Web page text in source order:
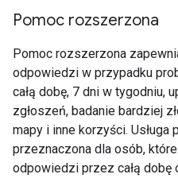
Pomoc rozszerzona
Pomoc rozszerzona
odpowiedzi w przypadku
całą dobę, 7 dni w tygodniu,
zgłoszeń, badanie bardziej
mapy i inne korzyści.
przeznaczona dla osób,
odpowiedzi przez całą dobę